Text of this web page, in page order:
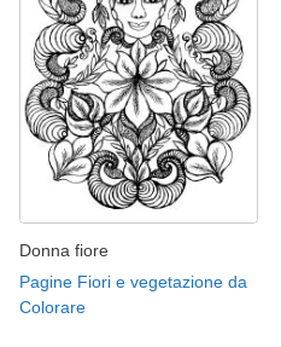
Donna fiore
Pagine Fiori e vegetazione da
Colorare